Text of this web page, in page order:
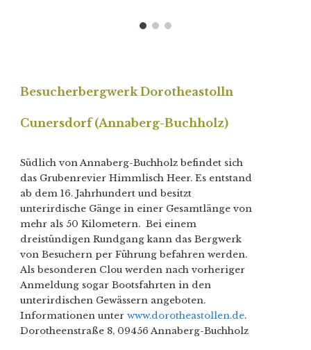
Besucherbergwerk Dorotheastolln
Cunersdorf (Annaberg-Buchholz)
Südlich von Annaberg-Buchholz befindet sich
das Grubenrevier Himmlisch Heer. Es entstand
ab dem 16. Jahrhundert und besitzt
unterirdische Gänge in einer Gesamtlänge von
mehr als 50 Kilometern. Bei einem
dreistündigen Rundgang kann das Bergwerk
von Besuchern per Führung befahren werden.
Als besonderen Clou werden nach vorheriger
Anmeldung sogar Bootsfahrten in den
unterirdischen Gewässern angeboten.
Informationen unterwww.dorotheastollen.de.
Dorotheenstraße 8, 09456 Annaberg-Buchholz